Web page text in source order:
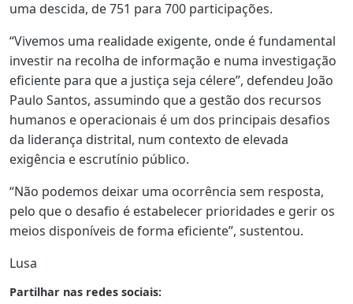
uma descida, de 751 para 700 participações.
“Vivemos uma realidade exigente, onde é fundamental
investir na recolha de informação e numa investigação
eficiente para que a justiça seja célere”, defendeu João
Paulo Santos, assumindo que a gestão dos recursos
humanos e operacionais é um dos principais desafios
da liderança distrital, num contexto de elevada
exigência e escrutínio público.
“Não podemos deixar uma ocorrência sem resposta,
pelo que o desafio é estabelecer prioridades e gerir os
meios disponíveis de forma eficiente”, sustentou.
Lusa
Partilhar nas redes sociais: